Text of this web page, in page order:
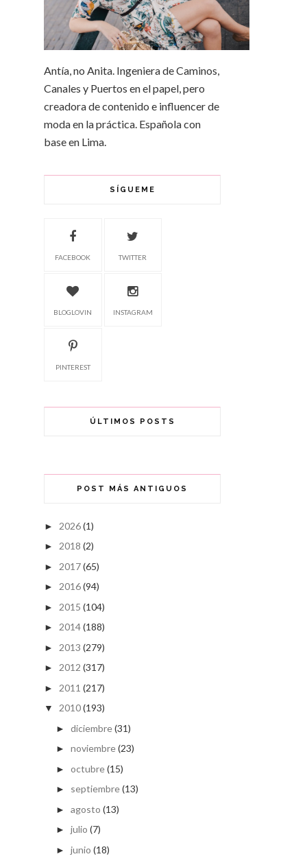
Antía, no Anita. Ingeniera de Caminos,
Canales y Puertos en el papel, pero
creadora de contenido e influencer de
moda en la práctica. Española con
base en Lima.
SÍGUEME
FACEBOOK TWITTER
BLOGLOVIN INSTAGRAM
PINTEREST
ÚLTIMOS POSTS
POST MÁS ANTIGUOS
► 2026(1)
► 2018 (2)
► 2017(65)
► 2016(94)
► 2015 (104)
► 2014(188)
► 2013 (279)
► 2012 (317)
► 2011 (217)
▼ 2010(193)
► diciembre(31)
► noviembre(23)
► octubre(15)
► septiembre(13)
► agosto (13)
► julio (7)
► junio (18)